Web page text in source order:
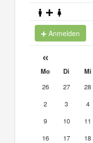
Anmelden
«
Mo Di Mi
26
27 28
2
3 4
9
10 11
16
17 18